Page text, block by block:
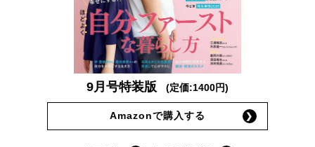
9月号特装版 (定価:1400円)
Amazonで購入する